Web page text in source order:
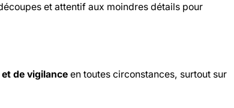
et attentif aux moindres détails pour
de vigilance en toutes circonstances, surtout sur